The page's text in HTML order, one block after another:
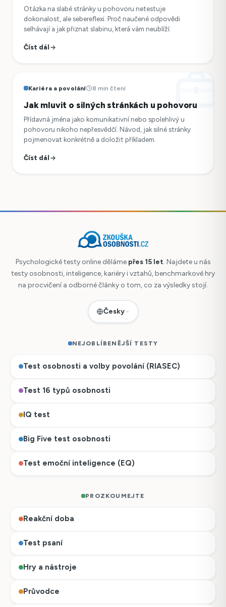
Otázka na slabé stránky u pohovoru netestuje
dokonalost, ale sebereflexi. Proč naučené odpovědi
selhávají a jak přiznat slabinu, která vám neublíží.
Číst dál
Kariéra a povolání 8 min čtení
Jak mluvit o silných stránkách u pohovoru
Přídavná jména jako komunikativní nebo spolehlivý u
pohovoru nikoho nepřesvědčí. Návod, jak silné stránky
pojmenovat konkrétně a doložit příkladem.
Číst dál
Psychologické testy online děláme přes 15 let. Najdete u nás
testy osobnosti, inteligence, kariéry i vztahů, benchmarkové hry
na procvičení a odborné články o tom, co za výsledky stojí.
Česky
NEJOBLÍBENĚJŠÍ TESTY
Test osobnosti a volby povolání (RIASEC)
Test 16 typů osobnosti
IQ test
Big Five test osobnosti
Test emoční inteligence (EQ)
PROZKOUMEJTE
Reakční doba
Test psaní
Hry a nástroje
Průvodce